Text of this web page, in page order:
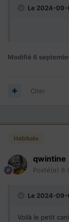
Le 2024-09-
Modifié 6
Citer
Habitués
qwintine
Posté(e) 6
Le 2024-09-
Voilà le petit